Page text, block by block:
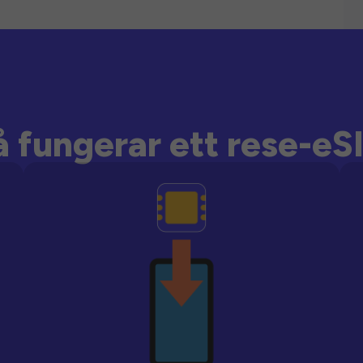
fungerar ett rese-